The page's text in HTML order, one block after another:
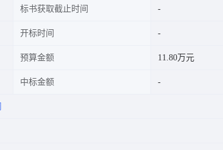
标书获取截止时间
开标时间
预算金额 11.80万元
中标金额